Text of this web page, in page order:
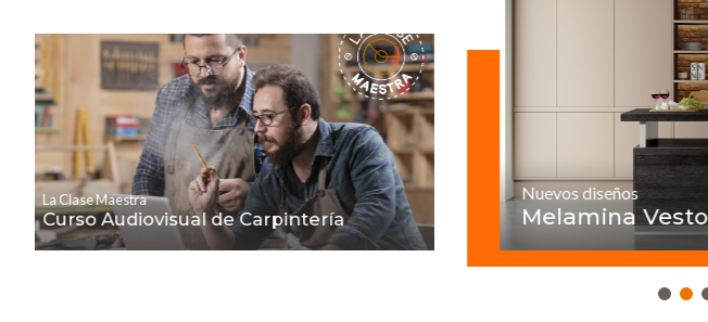
La Clase Maestra
Curso Audiovisual de Carpintería
Nuevos diseños
Melamina Vesto